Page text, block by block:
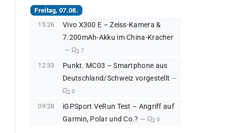
Freitag, 07.08.
15:26
Vivo X300 E – Zeiss-Kamera &
7.200mAh-Akku im China-Kracher
7
12:33
Punkt. MC03 – Smartphone aus
Deutschland/Schweiz vorgestellt
0
09:28
iGPSport VeRun Test – Angriff auf
Garmin, Polar und Co.?
0